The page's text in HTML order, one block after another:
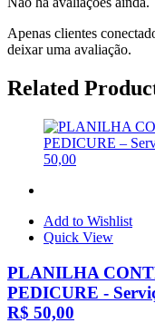
Apenas clientes
deixar uma avaliação.
Related
Add to Wishlist
Quick View
PLANILHA
PEDICURE -
R$ 50,00